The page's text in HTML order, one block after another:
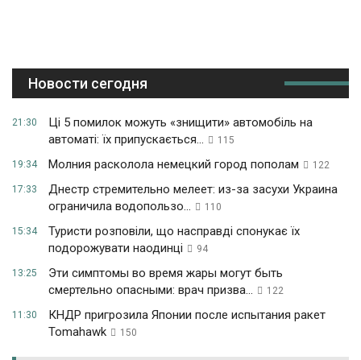
Новости сегодня
21:30
Ці 5 помилок можуть «знищити» автомобіль на
автоматі: їх припускається...
115
19:34 Молния расколола немецкий город пополам 122
17:33
Днестр стремительно мелеет: из-за засухи Украина
ограничила водопользо...
110
15:34
Туристи розповіли, що насправді спонукає їх
подорожувати наодинці
94
13:25
Эти симптомы во время жары могут быть
смертельно опасными: врач призва...
122
11:30
КНДР пригрозила Японии после испытания ракет
Tomahawk
150